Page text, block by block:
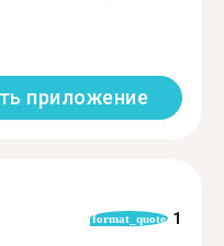
приложение
format_quote 1